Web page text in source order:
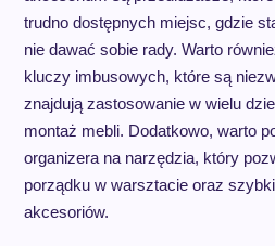
trudno dostępnych miejsc, gdzie
nie dawać sobie rady. Warto
kluczy imbusowych, które są
znajdują zastosowanie w wielu
montaż mebli. Dodatkowo, warto
organizera na narzędzia, który
porządku w warsztacie oraz
akcesoriów.